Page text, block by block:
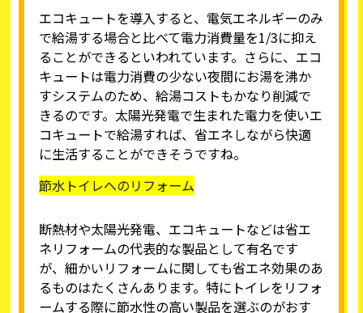
エコキュートを導入すると、電気エネルギーのみ
で給湯する場合と比べて電力消費量を1/3に抑え
ることができるといわれています。さらに、エコ
キュートは電力消費の少ない夜間にお湯を沸か
すシステムのため、給湯コストもかなり削減で
きるのです。太陽光発電で生まれた電力を使いエ
コキュートで給湯すれば、省エネしながら快適
に生活することができそうですね。
節水トイレへのリフォーム
断熱材や太陽光発電、エコキュートなどは省エ
ネリフォームの代表的な製品として有名です
が、細かいリフォームに関しても省エネ効果のあ
るものはたくさんあります。特にトイレをリフォ
ームする際に節水性の高い製品を選ぶのがおす